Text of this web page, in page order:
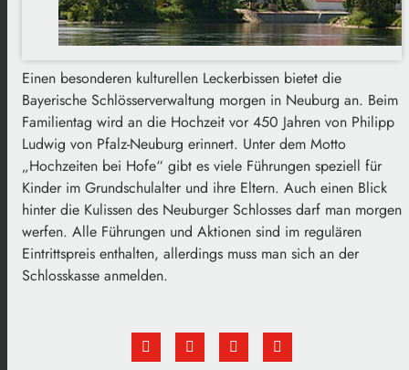
Einen besonderen kulturellen Leckerbissen bietet die
Bayerische Schlösserverwaltung morgen in Neuburg an. Beim
Familientag wird an die Hochzeit vor 450 Jahren von Philipp
Ludwig von Pfalz-Neuburg erinnert. Unter dem Motto
„Hochzeiten bei Hofe“ gibt es viele Führungen speziell für
Kinder im Grundschulalter und ihre Eltern. Auch einen Blick
hinter die Kulissen des Neuburger Schlosses darf man morgen
werfen. Alle Führungen und Aktionen sind im regulären
Eintrittspreis enthalten, allerdings muss man sich an der
Schlosskasse anmelden.